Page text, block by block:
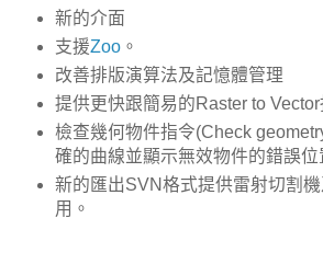
新的介面
支援Zoo。
改善排版演算法及記憶體管理
提供更快跟簡易的Raster to Vector
檢查幾何物件指令(Check
確的曲線並顯示無效物件的錯誤位
新的匯出SVN格式提供雷射切割
用。